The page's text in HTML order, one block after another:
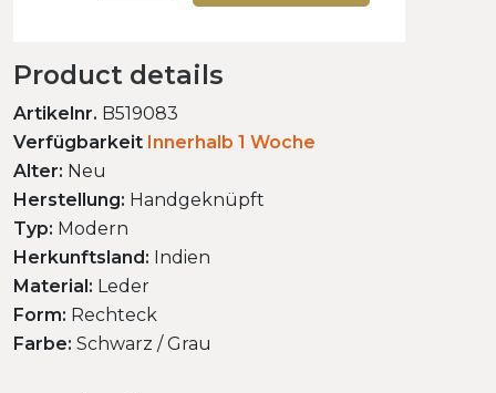
Product details
Artikelnr. B519083
Verfügbarkeit Innerhalb 1 Woche
Alter: Neu
Herstellung: Handgeknüpft
Typ: Modern
Herkunftsland: Indien
Material: Leder
Form: Rechteck
Farbe: Schwarz / Grau